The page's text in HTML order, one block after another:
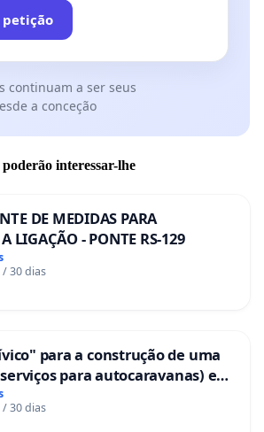
petição
continuam a ser seus
a conceção
interessar-lhe
DE MEDIDAS PARA
A LIGAÇÃO - PONTE RS-129
30 dias
para a construção de uma
para autocaravanas) em
30 dias